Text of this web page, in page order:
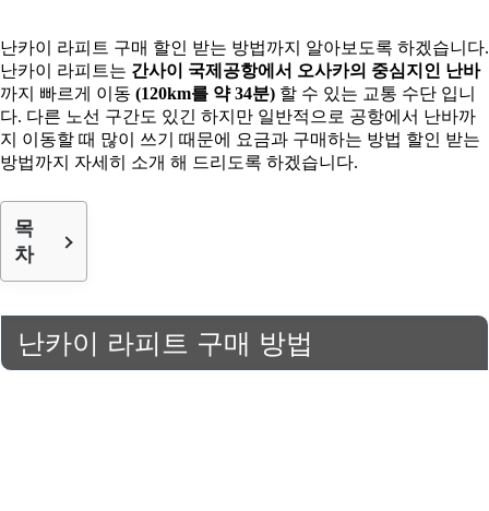
난카이 라피트 구매 할인 받는 방법까지 알아보도록 하겠습니다.
난카이 라피트는 간사이 국제공항에서 오사카의 중심지인 난바
까지 빠르게 이동 (120km를 약 34분) 할 수 있는 교통 수단 입니
다. 다른 노선 구간도 있긴 하지만 일반적으로 공항에서 난바까
지 이동할 때 많이 쓰기 때문에 요금과 구매하는 방법 할인 받는
방법까지 자세히 소개 해 드리도록 하겠습니다.
목
차
난카이 라피트 구매 방법